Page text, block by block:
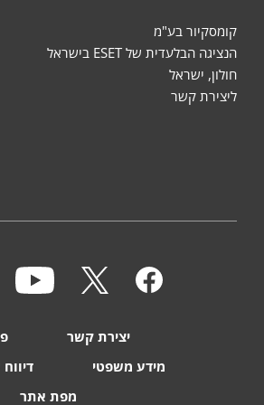
קומסקיור בע"מ
הנציגה הבלעדית של ESET בישראל
חולון, ישראל
ליצירת קשר
יצירת קשר
מידע משפטי
מפת אתר